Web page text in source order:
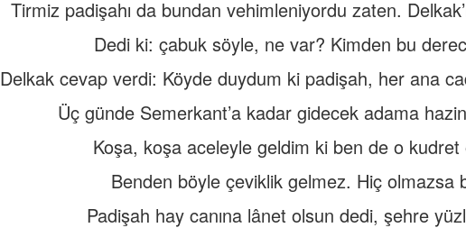
Tirmiz padişahı da bundan vehimleniyordu zaten.
Dedi ki: çabuk söyle, ne var? Kimden bu
Delkak cevap verdi: Köyde duydum ki padişah, her ana
Üç günde Semerkant’a kadar gidecek adama
Koşa, koşa aceleyle geldim ki ben de o kudret
Benden böyle çeviklik gelmez. Hiç olmazsa
Padişah hay canına lânet olsun dedi, şehre